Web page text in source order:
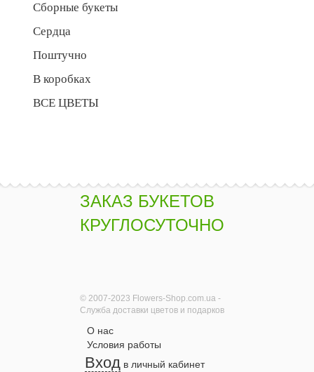
Сборные букеты
Сердца
Поштучно
В коробках
ВСЕ ЦВЕТЫ
ЗАКАЗ БУКЕТОВ
КРУГЛОСУТОЧНО
© 2007-2023 Flowers-Shop.com.ua -
Служба доставки цветов и подарков
О нас
Условия работы
Вход в личный кабинет